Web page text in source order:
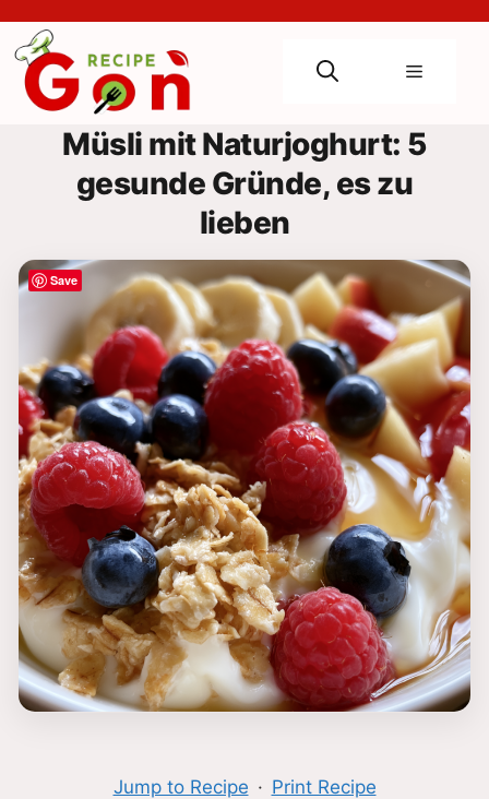
content
Menu
Müsli mit Naturjoghurt: 5
gesunde Gründe, es zu
lieben
Jump to Recipe · Print Recipe
Save